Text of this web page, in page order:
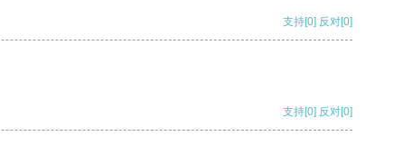
支持[0] 反对[0]
支持[0] 反对[0]